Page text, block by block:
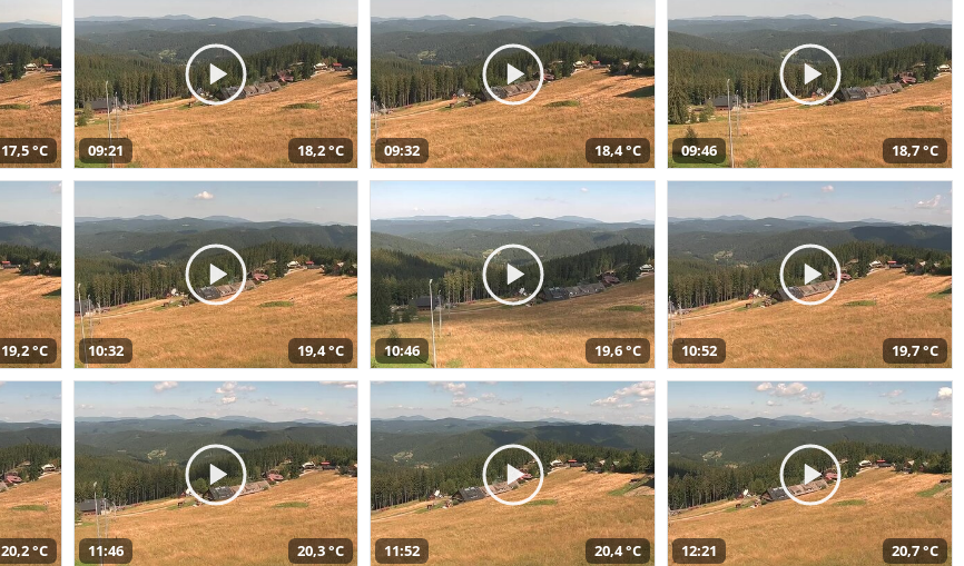
17,5 °C 09:21 18,2 °C 09:32 18,4 °C 09:46 18,7 °C
19,2 °C 10:32 19,4 °C 10:46 19,6 °C 10:52 19,7 °C
20,2 °C 11:46 20,3 °C 11:52 20,4 °C 12:21 20,7 °C